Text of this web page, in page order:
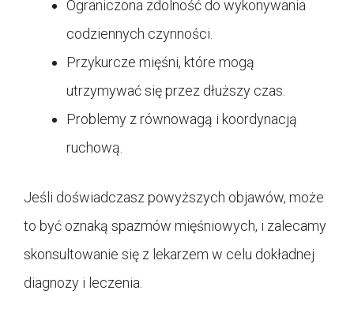
Ograniczona zdolność do wykonywania
codziennych czynności.
Przykurcze mięśni, które mogą
utrzymywać się przez dłuższy czas.
Problemy z równowagą i koordynacją
ruchową.
Jeśli doświadczasz powyższych objawów, może
to być oznaką spazmów mięśniowych, i zalecamy
skonsultowanie się z lekarzem w celu dokładnej
diagnozy i leczenia.